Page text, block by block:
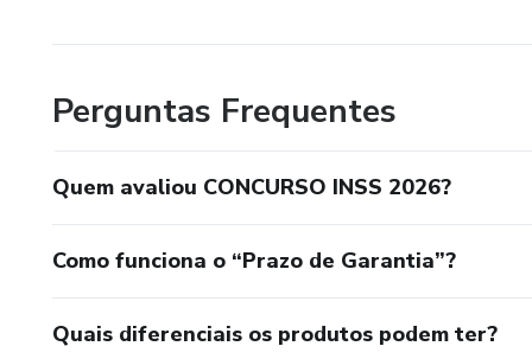
Perguntas Frequentes
Quem avaliou CONCURSO INSS 2026?
Como funciona o “Prazo de Garantia”?
Quais diferenciais os produtos podem ter?